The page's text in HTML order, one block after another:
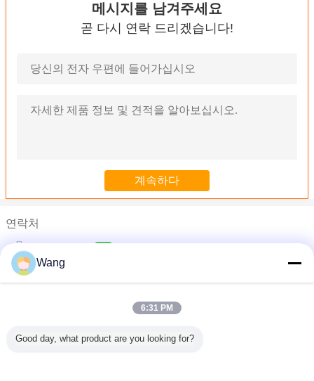
메시지를 남겨주세요
곧 다시 연락 드리겠습니다!
연락처
Mr. Zhang
전화 :
철 알루미늄 Ss 가와사키 장치 펌프 KLD80Z B0319141071
중간 고압 상업적인 수리학 장치 펌프 BNABCO PHS3580H-A6X-
Wang
6:31 PM
Good day, what product are you looking for?